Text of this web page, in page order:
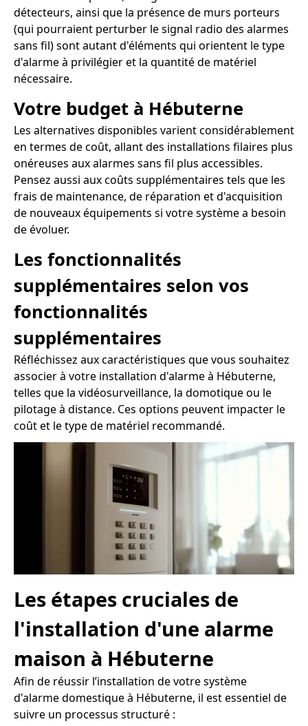
détecteurs, ainsi que la présence de murs porteurs
(qui pourraient perturber le signal radio des alarmes
sans fil) sont autant d'éléments qui orientent le type
d'alarme à privilégier et la quantité de matériel
nécessaire.
Votre budget à Hébuterne
Les alternatives disponibles varient considérablement
en termes de coût, allant des installations filaires plus
onéreuses aux alarmes sans fil plus accessibles.
Pensez aussi aux coûts supplémentaires tels que les
frais de maintenance, de réparation et d'acquisition
de nouveaux équipements si votre système a besoin
de évoluer.
Les fonctionnalités
supplémentaires selon vos
fonctionnalités
supplémentaires
Réfléchissez aux caractéristiques que vous souhaitez
associer à votre installation d'alarme à Hébuterne,
telles que la vidéosurveillance, la domotique ou le
pilotage à distance. Ces options peuvent impacter le
coût et le type de matériel recommandé.
Les étapes cruciales de
l'installation d'une alarme
maison à Hébuterne
Afin de réussir l’installation de votre système
d'alarme domestique à Hébuterne, il est essentiel de
suivre un processus structuré :